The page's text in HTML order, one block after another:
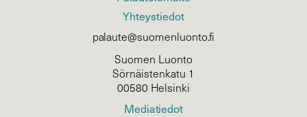
Yhteystiedot
palaute@suomenluonto.fi
Suomen Luonto
Sörnäistenkatu 1
00580 Helsinki
Mediatiedot